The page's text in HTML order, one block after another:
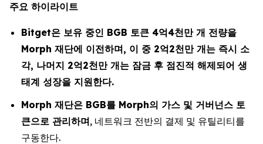
주요 하이라이트
Bitget은 보유 중인 BGB 토큰 4억4천만 개 전량을
Morph 재단에 이전하며, 이 중 2억2천만 개는 즉시 소
각, 나머지 2억2천만 개는 잠금 후 점진적 해제되어 생
태계 성장을 지원한다.
Morph 재단은 BGB를 Morph의 가스 및 거버넌스 토
큰으로 관리하며, 네트워크 전반의 결제 및 유틸리티를
구동한다.